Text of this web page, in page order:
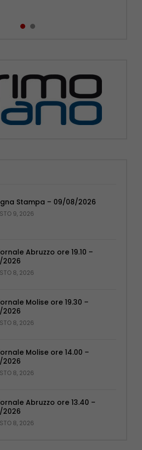
Stampa – 09/08/2026
9, 2026
Abruzzo ore 19.10 –
8, 2026
Molise ore 19.30 –
8, 2026
Molise ore 14.00 –
8, 2026
Abruzzo ore 13.40 –
8, 2026